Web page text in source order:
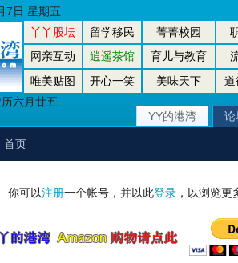
丫丫股坛 留学移民 菁菁校园
网亲互动
逍遥茶馆 育儿与教育
唯美贴图
开心一笑 美味天下
道
六月廿五
7日 星期五
YY的港湾 论
页
你可以注册一个帐号，并以此登录，以浏览更